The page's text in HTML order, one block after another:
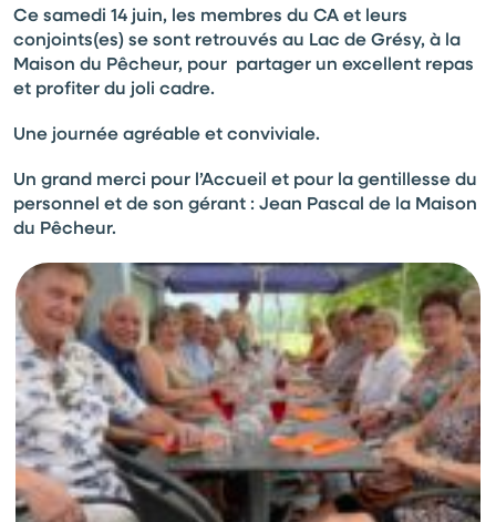
Ce samedi 14 juin, les membres du CA et leurs
conjoints(es) se sont retrouvés au Lac de Grésy, à la
Maison du Pêcheur, pour partager un excellent repas
et profiter du joli cadre.
Une journée agréable et conviviale.
Un grand merci pour l’Accueil et pour la gentillesse du
personnel et de son gérant : Jean Pascal de la Maison
du Pêcheur.